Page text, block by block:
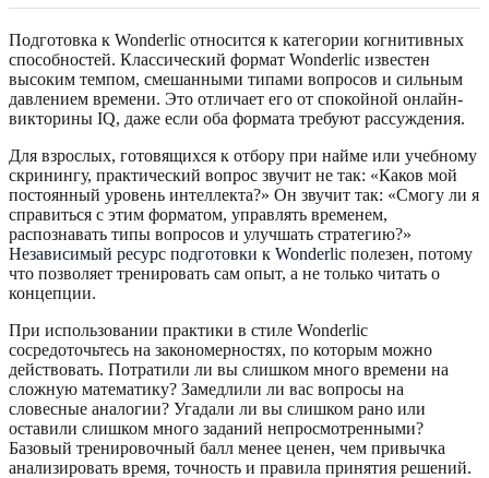
Подготовка к Wonderlic относится к категории когнитивных
способностей. Классический формат Wonderlic известен
высоким темпом, смешанными типами вопросов и сильным
давлением времени. Это отличает его от спокойной онлайн-
викторины IQ, даже если оба формата требуют рассуждения.
Для взрослых, готовящихся к отбору при найме или учебному
скринингу, практический вопрос звучит не так: «Каков мой
постоянный уровень интеллекта?» Он звучит так: «Смогу ли я
справиться с этим форматом, управлять временем,
распознавать типы вопросов и улучшать стратегию?»
Независимый ресурс подготовки к Wonderlic полезен, потому
что позволяет тренировать сам опыт, а не только читать о
концепции.
При использовании практики в стиле Wonderlic
сосредоточьтесь на закономерностях, по которым можно
действовать. Потратили ли вы слишком много времени на
сложную математику? Замедлили ли вас вопросы на
словесные аналогии? Угадали ли вы слишком рано или
оставили слишком много заданий непросмотренными?
Базовый тренировочный балл менее ценен, чем привычка
анализировать время, точность и правила принятия решений.